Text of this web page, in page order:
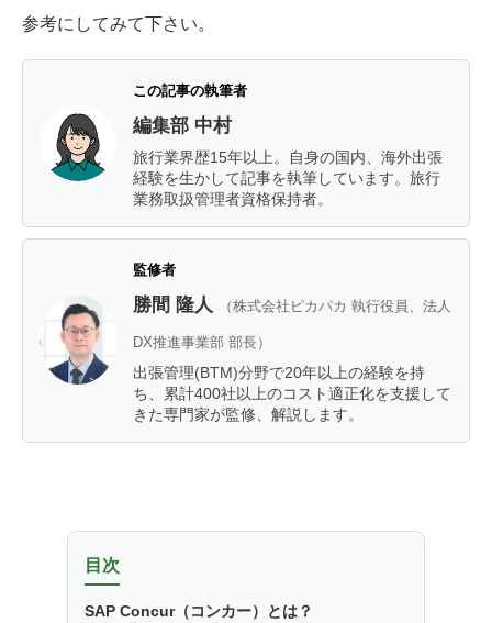
参考にしてみて下さい。
この記事の執筆者
編集部 中村
旅行業界歴15年以上。自身の国内、海外出張
経験を生かして記事を執筆しています。旅行
業務取扱管理者資格保持者。
監修者
勝間 隆人 （株式会社ピカパカ 執行役員、法人
DX推進事業部 部長）
出張管理(BTM)分野で20年以上の経験を持
ち、累計400社以上のコスト適正化を支援して
きた専門家が監修、解説します。
目次
SAP Concur（コンカー）とは？